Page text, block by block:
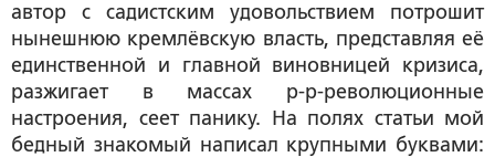
автор с садистским удовольствием потрошит
нынешнюю кремлёвскую власть, представляя её
единственной и главной виновницей кризиса,
разжигает в массах р-р-революционные
настроения, сеет панику. На полях статьи мой
бедный знакомый написал крупными буквами: